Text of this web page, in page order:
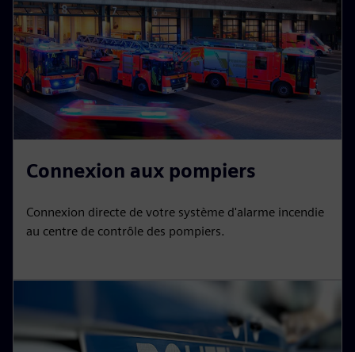
Connexion aux pompiers
Connexion directe de votre système d'alarme incendie
au centre de contrôle des pompiers.